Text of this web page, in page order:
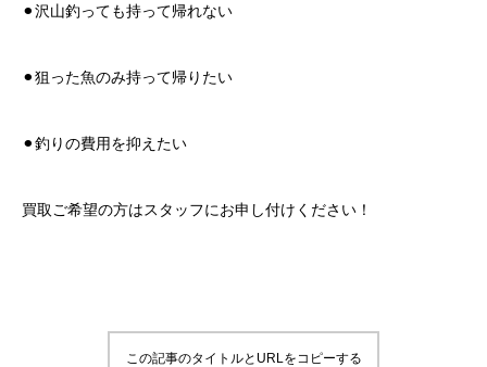
⚫︎沢山釣っても持って帰れない
⚫︎狙った魚のみ持って帰りたい
⚫︎釣りの費用を抑えたい
買取ご希望の方はスタッフにお申し付けください！
この記事のタイトルとURLをコピーする